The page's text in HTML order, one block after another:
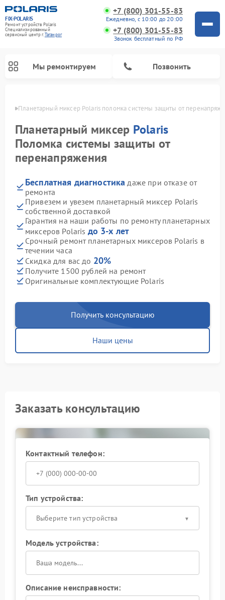
FIX-POLARIS
Ремонт устройств Polaris
Специализированный
cервисный центр г.Таганрог
+7 (800) 301-55-83
Ежедневно, с 10:00 до 20:00
+7 (800) 301-55-83
Звонок бесплатный по РФ
Мы ремонтируем Позвонить
Планетарный миксер Polaris поломка системы защиты от
Планетарный миксер Polaris
Поломка системы защиты от
перенапряжения
Бесплатная диагностика даже при отказе от
ремонта
Привезем и увезем планетарный миксер Polaris
собственной доставкой
Гарантия на наши работы по ремонту планетарных
миксеров Polaris до 3-х лет
Срочный ремонт планетарных миксеров Polaris в
течении часа
Скидка для вас до 20%
Получите 1500 рублей на ремонт
Оригинальные комплектующие Polaris
Получить консультацию
Наши цены
Заказать консультацию
Контактный телефон:
Тип устройства:
Выберите тип устройства
Модель устройства:
Описание неисправности: